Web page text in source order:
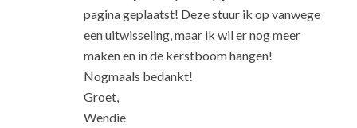
pagina geplaatst! Deze stuur ik op vanwege
een uitwisseling, maar ik wil er nog meer
maken en in de kerstboom hangen!
Nogmaals bedankt!
Groet,
Wendie